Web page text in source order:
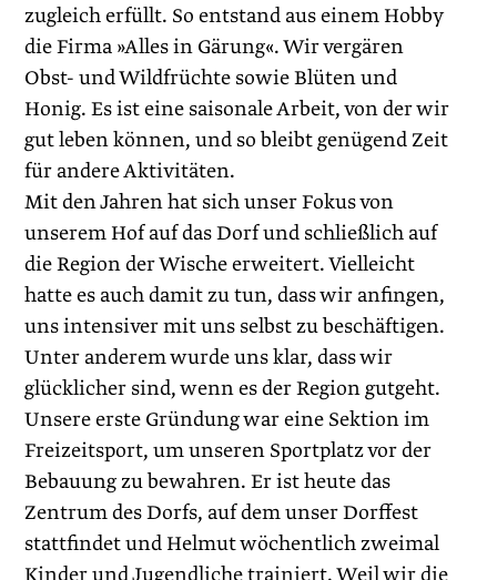
zugleich erfüllt. So entstand aus einem Hobby
die Firma »­Alles in Gärung«. Wir vergären
Obst- und Wildfrüchte sowie Blüten und
Honig. Es ist eine saisonale Arbeit, von der wir
gut leben können, und so bleibt genügend Zeit
für andere Aktivitäten.
Mit den Jahren hat sich unser Fokus von
unserem Hof auf das Dorf und schließlich auf
die Region der Wische erweitert. Vielleicht
hatte es auch damit zu tun, dass wir anfingen,
uns intensiver mit uns selbst zu beschäftigen.
Unter ­anderem wurde uns klar, dass wir
glücklicher sind, wenn es der Region gutgeht.
Unsere erste Gründung war eine Sektion im
Freizeitsport, um unseren Sportplatz vor der
Bebauung zu bewahren. Er ist heute das
Zentrum des Dorfs, auf dem unser Dorffest
stattfindet und Helmut wöchentlich zweimal